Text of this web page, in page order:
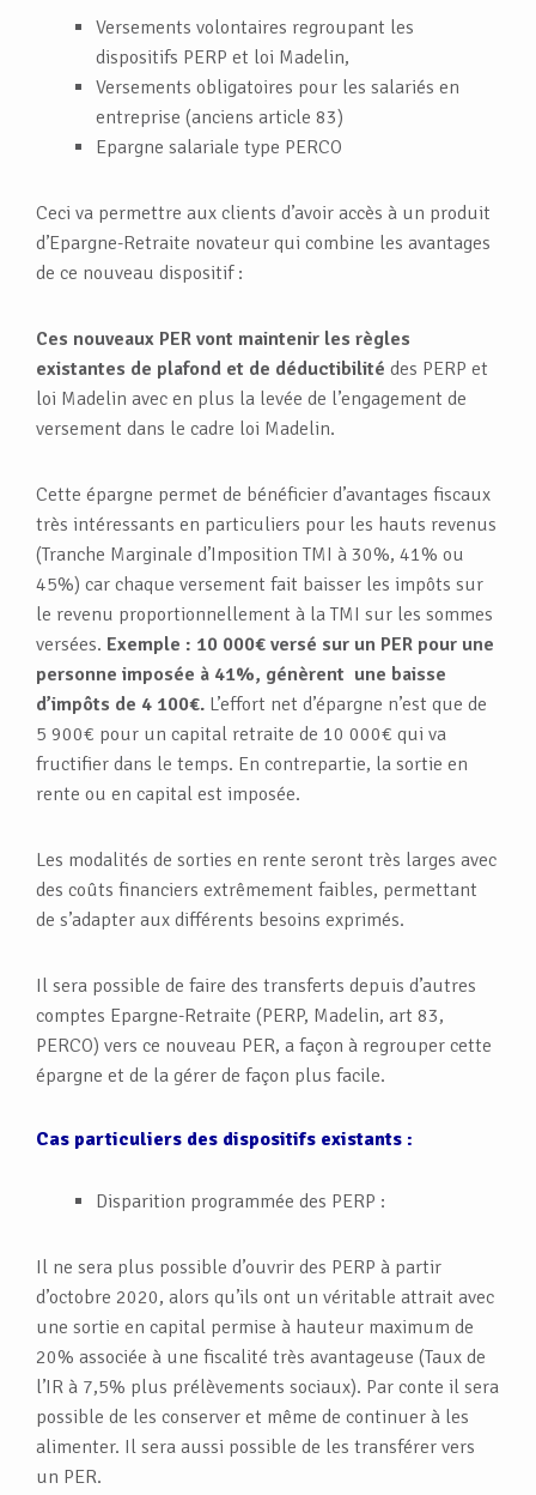
Versements volontaires regroupant les
dispositifs PERP et loi Madelin,
Versements obligatoires pour les salariés en
entreprise (anciens article 83)
Epargne salariale type PERCO
Ceci va permettre aux clients d’avoir accès à un produit
d’Epargne-Retraite novateur qui combine les avantages
de ce nouveau dispositif :
Ces nouveaux PER vont maintenir les règles
existantes de plafond et de déductibilité des PERP et
loi Madelin avec en plus la levée de l’engagement de
versement dans le cadre loi Madelin.
Cette épargne permet de bénéficier d’avantages fiscaux
très intéressants en particuliers pour les hauts revenus
(Tranche Marginale d’Imposition TMI à 30%, 41% ou
45%) car chaque versement fait baisser les impôts sur
le revenu proportionnellement à la TMI sur les sommes
versées. Exemple : 10 000€ versé sur un PER pour une
personne imposée à 41%, génèrent une baisse
d’impôts de 4 100€. L’effort net d’épargne n’est que de
5 900€ pour un capital retraite de 10 000€ qui va
fructifier dans le temps. En contrepartie, la sortie en
rente ou en capital est imposée.
Les modalités de sorties en rente seront très larges avec
des coûts financiers extrêmement faibles, permettant
de s’adapter aux différents besoins exprimés.
Il sera possible de faire des transferts depuis d’autres
comptes Epargne-Retraite (PERP, Madelin, art 83,
PERCO) vers ce nouveau PER, a façon à regrouper cette
épargne et de la gérer de façon plus facile.
Cas particuliers des dispositifs existants :
Disparition programmée des PERP :
Il ne sera plus possible d’ouvrir des PERP à partir
d’octobre 2020, alors qu’ils ont un véritable attrait avec
une sortie en capital permise à hauteur maximum de
20% associée à une fiscalité très avantageuse (Taux de
l’IR à 7,5% plus prélèvements sociaux). Par conte il sera
possible de les conserver et même de continuer à les
alimenter. Il sera aussi possible de les transférer vers
un PER.